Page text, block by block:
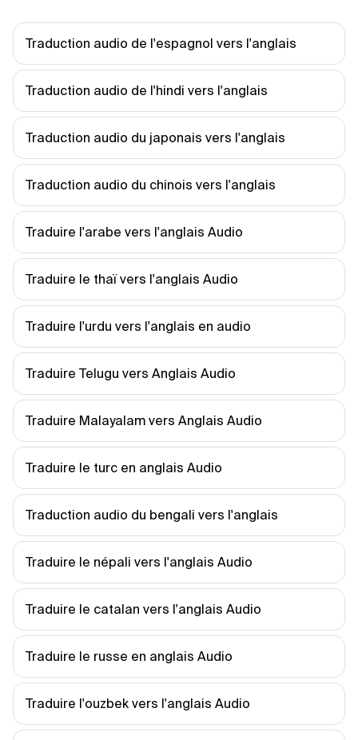
Traduction audio de l'espagnol vers l'anglais
Traduction audio de l'hindi vers l'anglais
Traduction audio du japonais vers l'anglais
Traduction audio du chinois vers l'anglais
Traduire l'arabe vers l'anglais Audio
Traduire le thaï vers l'anglais Audio
Traduire l'urdu vers l'anglais en audio
Traduire Telugu vers Anglais Audio
Traduire Malayalam vers Anglais Audio
Traduire le turc en anglais Audio
Traduction audio du bengali vers l'anglais
Traduire le népali vers l'anglais Audio
Traduire le catalan vers l'anglais Audio
Traduire le russe en anglais Audio
Traduire l'ouzbek vers l'anglais Audio